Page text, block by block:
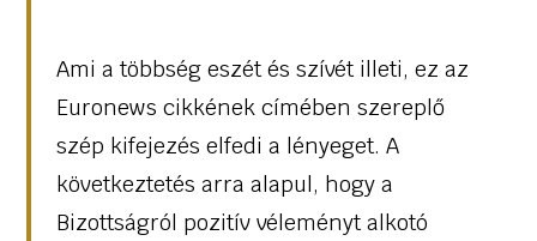
Ami a többség eszét és szívét illeti, ez az
Euronews cikkének címében szereplő
szép kifejezés elfedi a lényeget. A
következtetés arra alapul, hogy a
Bizottságról pozitív véleményt alkotó